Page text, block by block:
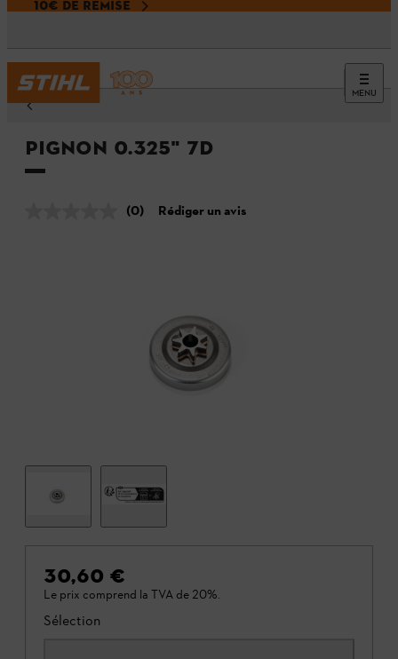
10€ DE REMISE
MENU
Pignon 0.325" 7D
(0) Rédiger un avis
30,60 €
Le prix comprend la TVA de 20%.
Sélection